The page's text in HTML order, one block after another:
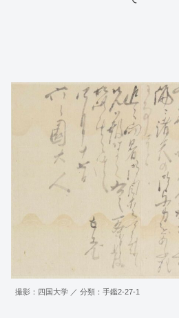
この造作の事久々心かけ居
候へ共御案内之通り四ツハ谷
辺ニても度々移居其後只今
の処ニ引こし候へは度々之
撮影：四国大学 ／ 分類：手鑑2-27-1